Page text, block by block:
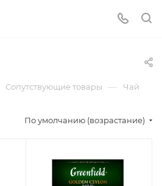
Сопутствующие товары — Чай
По умолчанию (возрастание)